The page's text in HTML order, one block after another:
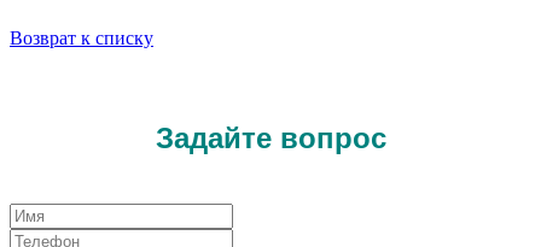
Возврат к списку
Задайте вопрос